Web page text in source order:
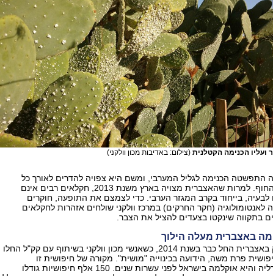
ועליו הכנימה הקטלנית (צילום: באדיבות מכון וולקני)
התפשטה הכנימה לגליל המערבי, ומשם היא צפויה להדרים לאורך כל
שפלת החוף. למרות שהאצברית מצויה בארץ משנת 2013, חקלאים רבים אינם
לבעיה, בייחוד בקרב המגזר הערבי. כדי לצמצם את התופעה, חוקרים
לאנטומולוגיה (חקר החרקים) במרכז וולקני שולחים אזהרות לחקלאים
בתקווה שינקטו בצעדים להציל את הצבר.
באצברית מעלה הילוך
המאבק באצברית החל כבר בשנת 2014, כשאנשי מכון וולקני בשיתוף עם קק"ל החלו
פרת משה, הידועה בכינוייה "מושית". מקורה של חיפושית זו
באוסטרליה והיא אוקלמה בישראל לפני עשרות שנים. 150 אלף חיפושיות גודלו